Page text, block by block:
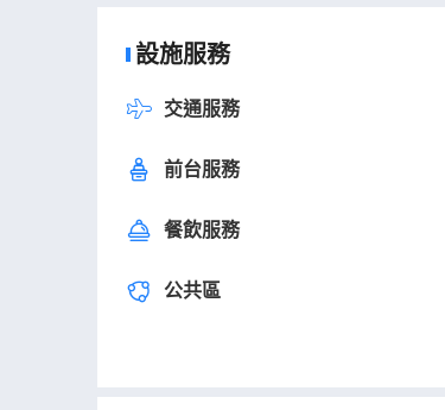
設施服務
交通服務
前台服務
餐飲服務
公共區